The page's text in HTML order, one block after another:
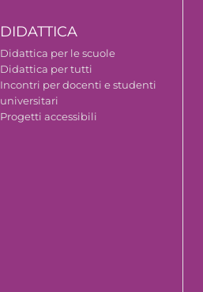
DIDATTICA
Didattica per le scuole
Didattica per tutti
Incontri per docenti e studenti
universitari
Progetti accessibili